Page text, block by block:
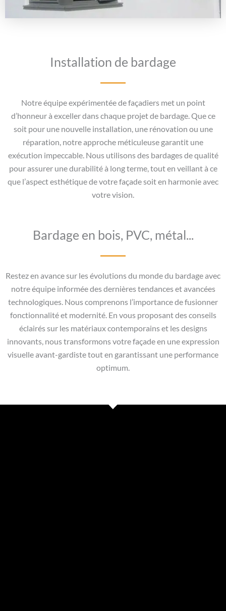
Installation de bardage
Notre équipe expérimentée de façadiers met un point
d’honneur à exceller dans chaque projet de bardage. Que ce
soit pour une nouvelle installation, une rénovation ou une
réparation, notre approche méticuleuse garantit une
exécution impeccable. Nous utilisons des bardages de qualité
pour assurer une durabilité à long terme, tout en veillant à ce
que l’aspect esthétique de votre façade soit en harmonie avec
votre vision.
Bardage en bois, PVC, métal...
Restez en avance sur les évolutions du monde du bardage avec
notre équipe informée des dernières tendances et avancées
technologiques. Nous comprenons l’importance de fusionner
fonctionnalité et modernité. En vous proposant des conseils
éclairés sur les matériaux contemporains et les designs
innovants, nous transformons votre façade en une expression
visuelle avant-gardiste tout en garantissant une performance
optimum.